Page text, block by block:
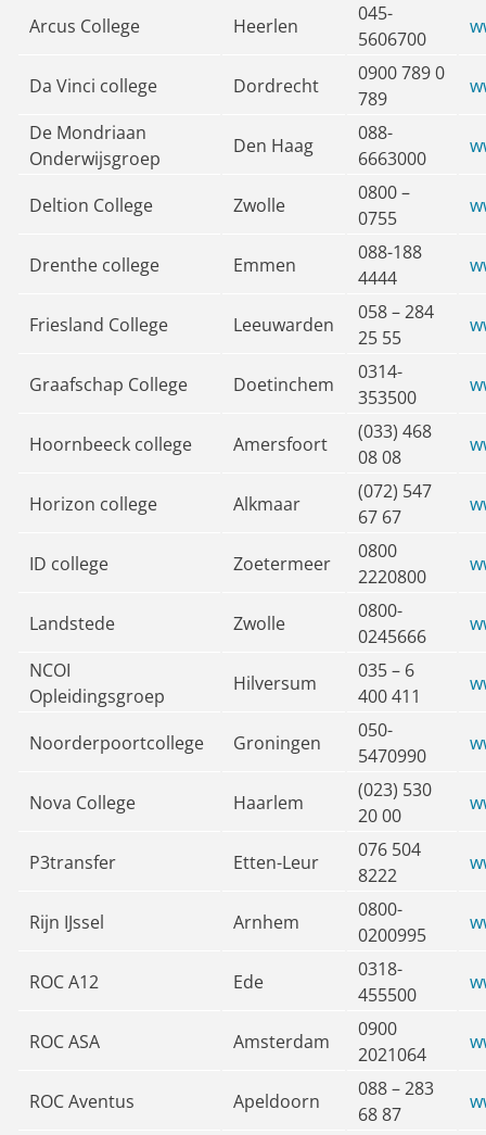
Arcus College Heerlen
045-
5606700
Da Vinci college Dordrecht
0900 789 0
789
De Mondriaan
Onderwijsgroep
Den Haag
088-
6663000
Deltion College Zwolle
0800 –
0755
Drenthe college Emmen
088-188
4444
Friesland College Leeuwarden
058 – 284
25 55
Graafschap College Doetinchem
0314-
353500
Hoornbeeck college Amersfoort
(033) 468
08 08
Horizon college Alkmaar
(072) 547
67 67
ID college Zoetermeer
0800
2220800
Landstede Zwolle
0800-
0245666
NCOI
Opleidingsgroep
Hilversum
035 – 6
400 411
Noorderpoortcollege Groningen
050-
5470990
Nova College Haarlem
(023) 530
20 00
P3transfer Etten-Leur
076 504
8222
Rijn IJssel Arnhem
0800-
0200995
ROC A12 Ede
0318-
455500
ROC ASA Amsterdam
0900
2021064
ROC Aventus Apeldoorn
088 – 283
68 87